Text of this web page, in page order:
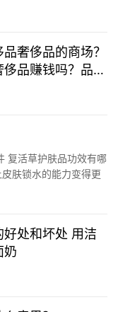
次数: 0) 下载附件
一样的吗 1、价格不同
奢侈品的商场？
品赚钱吗？品牌
复活草护肤品功效有哪
肤锁水的能力变得更
皮肤也不会轻易发生
。其次还能增强皮肤
处和坏处 用洁
奶